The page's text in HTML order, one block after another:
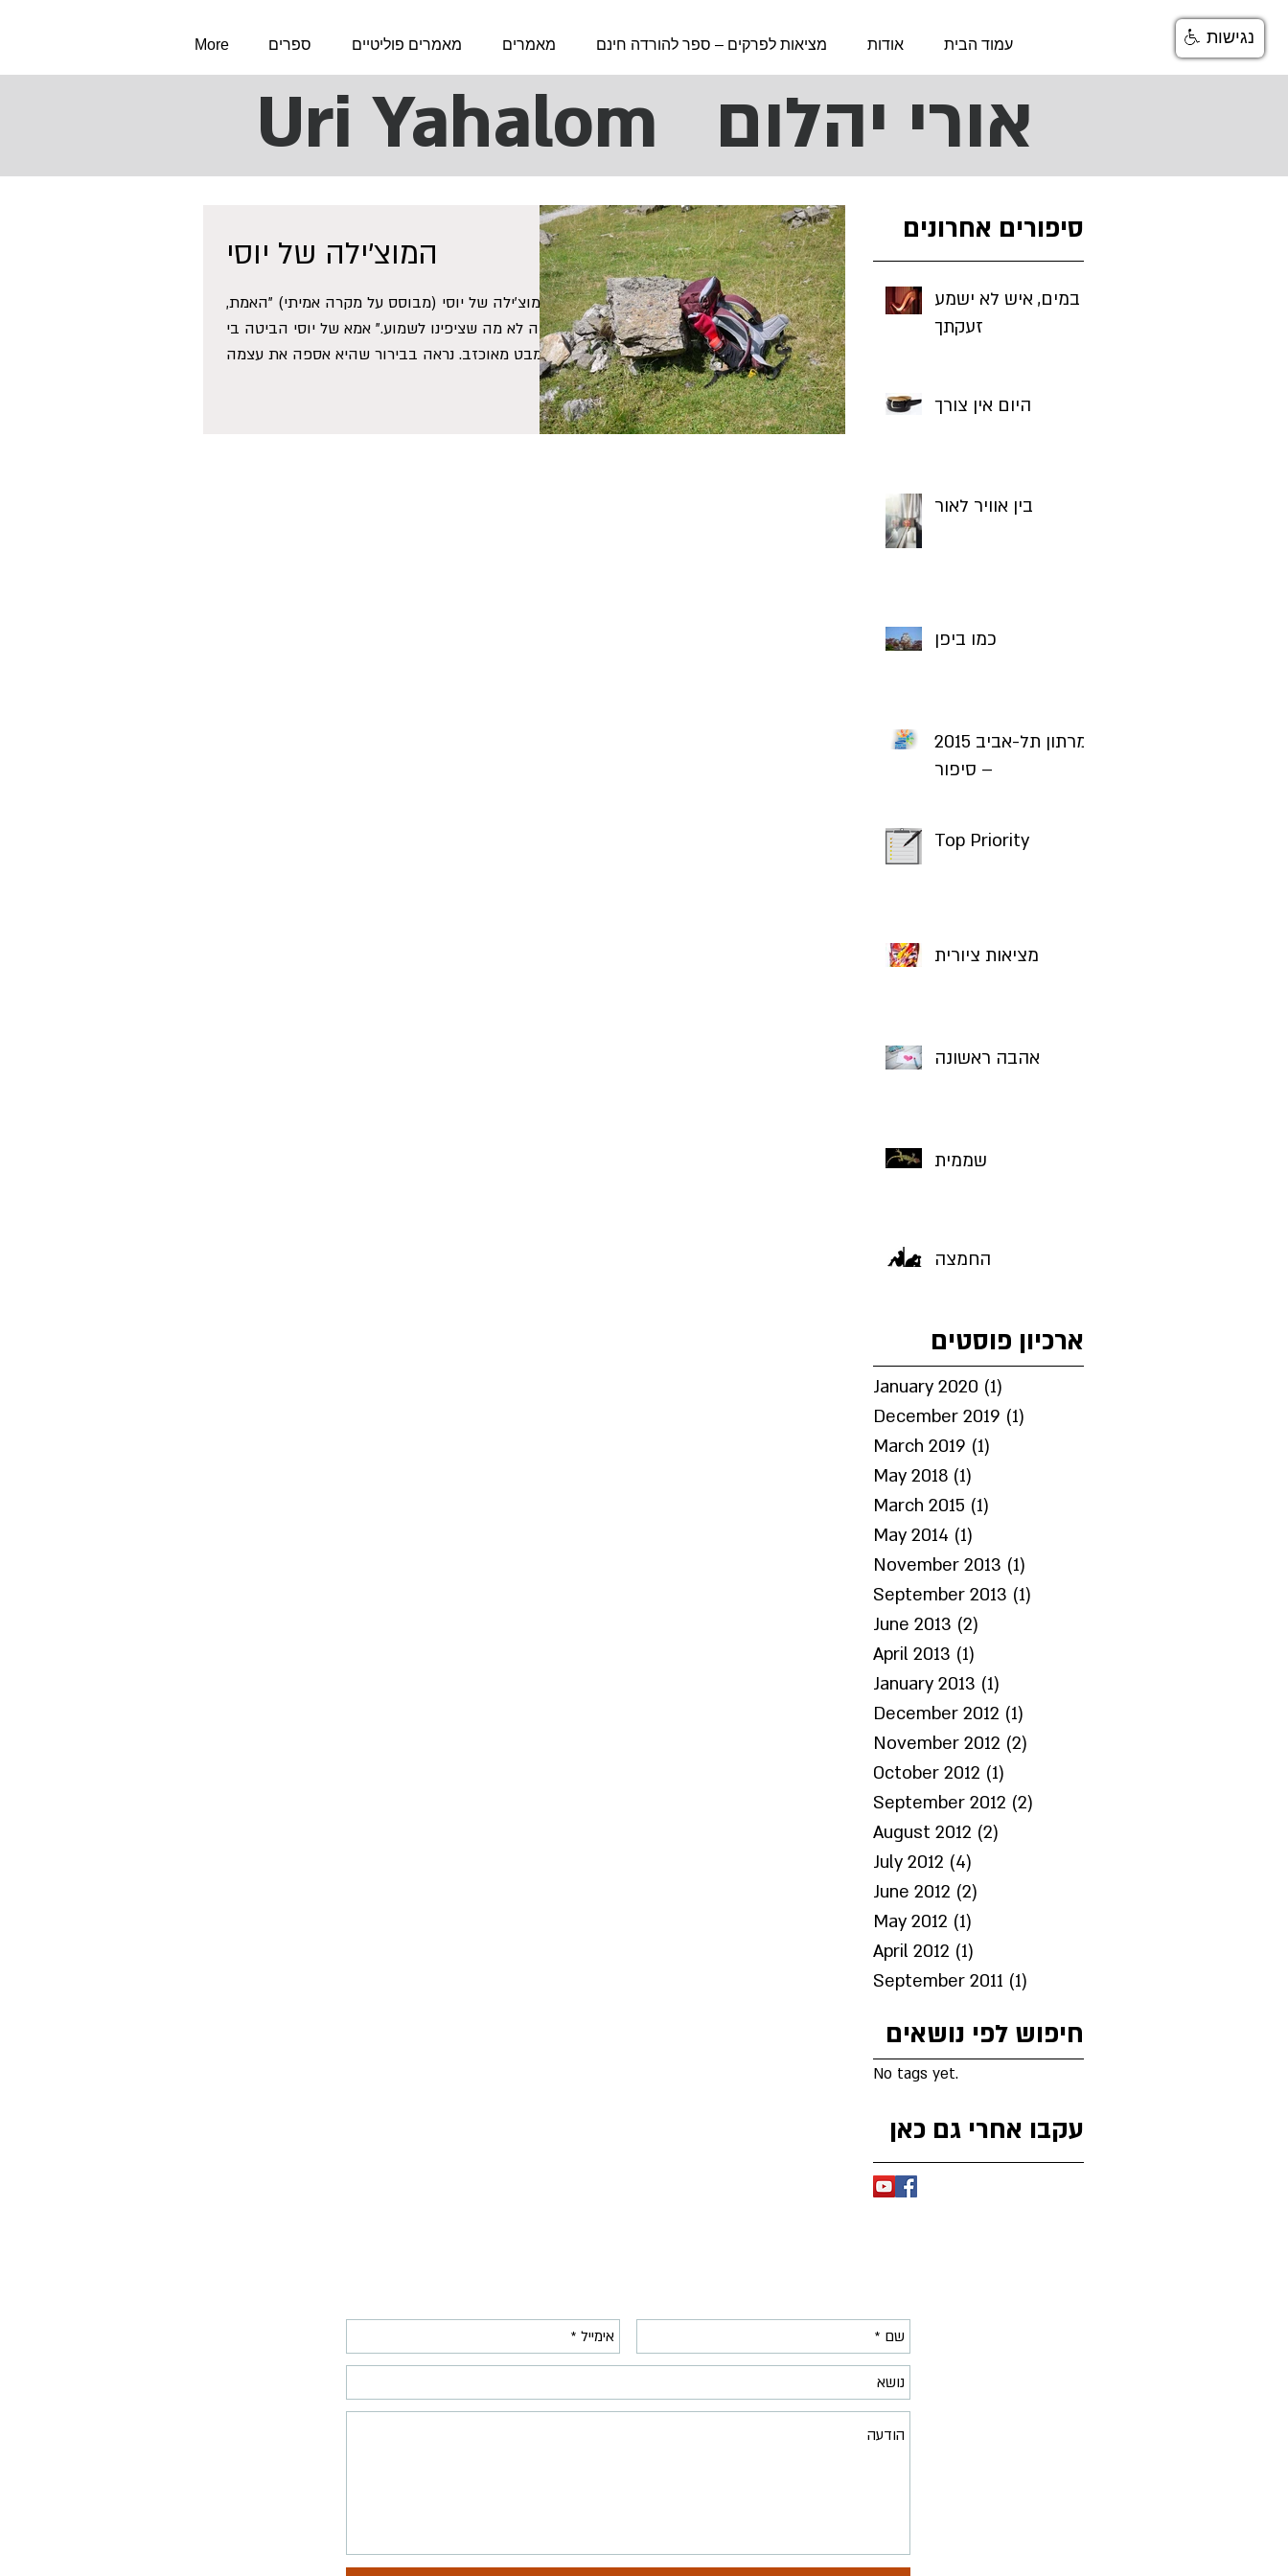
עמוד הבית אודות מציאות לפרקים – ספר להורדה חינם מאמרים מאמרים פוליטיים ספרים More
אורי יהלום Uri Yahalom
המוצ'ילה של יוסי
המוצ'ילה של יוסי (מבוסס על מקרה אמיתי) "האמת,
שזה לא מה שציפינו לשמוע." אמא של יוסי הביטה בי
במבט מאוכזב. נראה בבירור שהיא אספה את עצמה...
סיפורים אחרונים
במים, איש לא ישמע
זעקתך
היום אין צורך
בין אוויר לאור
כמו ביפן
מרתון תל-אביב 2015
– סיפור
Top Priority
מציאות ציורית
אהבה ראשונה
שממית
החמצה
ארכיון פוסטים
January 2020 (1)
December 2019 (1)
March 2019 (1)
May 2018 (1)
March 2015 (1)
May 2014 (1)
November 2013 (1)
September 2013 (1)
June 2013 (2)
April 2013 (1)
January 2013 (1)
December 2012 (1)
November 2012 (2)
October 2012 (1)
September 2012 (2)
August 2012 (2)
July 2012 (4)
June 2012 (2)
May 2012 (1)
April 2012 (1)
September 2011 (1)
חיפוש לפי נושאים
No tags yet.
עקבו אחרי גם כאן
נגישות